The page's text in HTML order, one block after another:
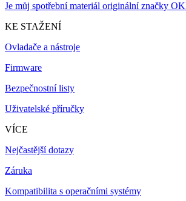
Je můj spotřební materiál originální značky
KE STAŽENÍ
Ovladače a nástroje
Firmware
Bezpečnostní listy
Uživatelské příručky
VÍCE
Nejčastější dotazy
Záruka
Kompatibilita s operačními systémy